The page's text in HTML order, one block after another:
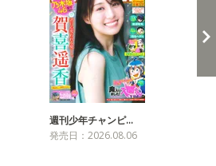
週刊少年チャンピ…
発売日：2026.08.06